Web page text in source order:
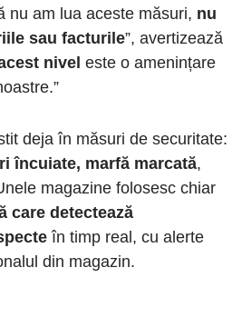
nu am lua aceste măsuri, nu
sau facturile”, avertizează
nivel este o amenințare
deja în măsuri de securitate:
încuiate, marfă marcată,
magazine folosesc chiar
care detectează
în timp real, cu alerte
din magazin.